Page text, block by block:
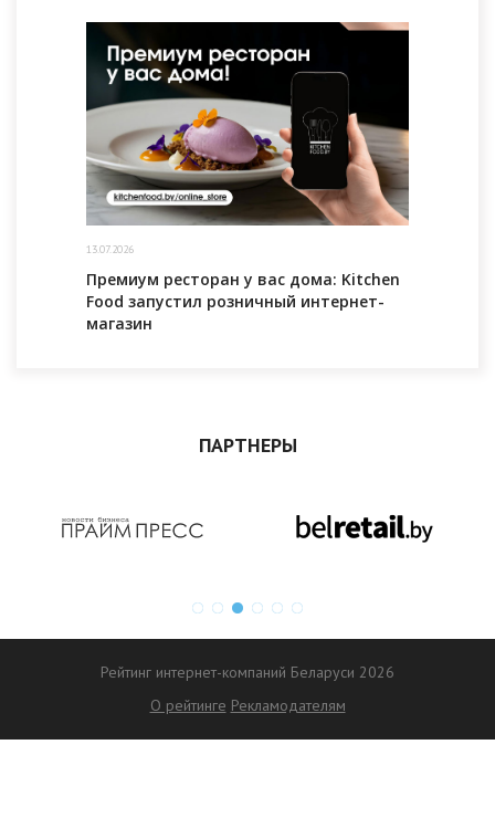
13.07.2026
Премиум ресторан у вас дома: Kitchen
Food запустил розничный интернет-
магазин
ПАРТНЕРЫ
Рейтинг интернет-компаний Беларуси 2026
О рейтинге Рекламодателям